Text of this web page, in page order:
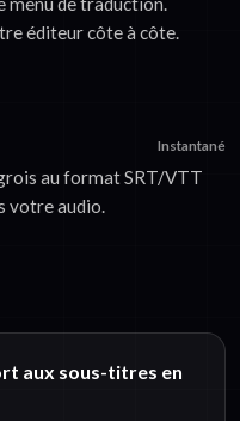
éditeur côte à côte.
Instantané
au format SRT/VTT
votre audio.
aux sous-titres en